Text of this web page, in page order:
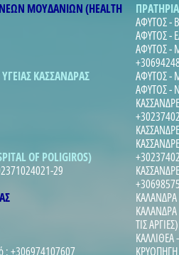
ΜΟΥΔΑΝΙΩΝ (HEALTH
ΚΑΣΣΑΝΔΡΑΣ
OF POLIGIROS)
29
: +306974107607
ΑΦΥΤΟΣ -
ΑΦΥΤΟΣ -
ΑΦΥΤΟΣ -
ΑΦΥΤΟΣ -
ΑΦΥΤΟΣ -
ΤΙΣ ΑΡΓΙΕΣ)